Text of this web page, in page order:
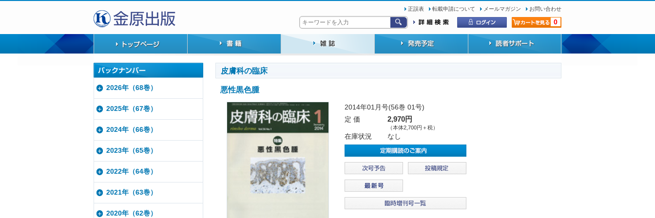
正誤表 転載申請について メールマガジン お問い合わせ
0
皮膚科の臨床
悪性黒色腫
2014年01月号(56巻 01号)
定 価
2,970円
（本体2,700円＋税）
在庫状況 なし
2026年（68巻）
2025年（67巻）
2024年（66巻）
2023年（65巻）
2022年（64巻）
2021年（63巻）
2020年（62巻）